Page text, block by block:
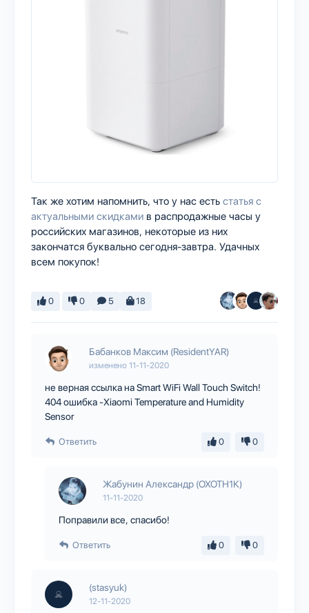
Так же хотим напомнить, что у нас есть статья с
актуальными скидками в распродажные часы у
российских магазинов, некоторые из них
закончатся буквально сегодня-завтра. Удачных
всем покупок!
0 0 5 18
Бабанков Максим (ResidentYAR)
изменено 11-11-2020
не верная ссылка на Smart WiFi Wall Touch Switch!
404 ошибка -Xiaomi Temperature and Humidity
Sensor
Ответить 0 0
Жабунин Александр (OXOTH1K)
11-11-2020
Поправили все, спасибо!
Ответить 0 0
(stasyuk)
12-11-2020